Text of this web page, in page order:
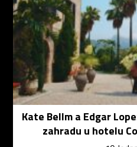
Kate Bellm a Edgar
zahradu u hotelu